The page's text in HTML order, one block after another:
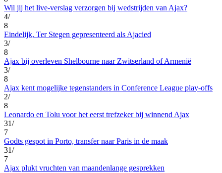
Wil jij het live-verslag verzorgen bij wedstrijden van Ajax?
4/
8
Eindelijk, Ter Stegen gepresenteerd als Ajacied
3/
8
Ajax bij overleven Shelbourne naar Zwitserland of Armenië
3/
8
Ajax kent mogelijke tegenstanders in Conference League play-offs
2/
8
Leonardo en Tolu voor het eerst trefzeker bij winnend Ajax
31/
7
Godts gespot in Porto, transfer naar Paris in de maak
31/
7
Ajax plukt vruchten van maandenlange gesprekken